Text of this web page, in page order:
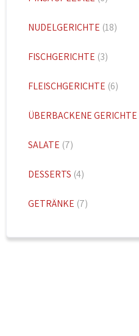
NUDELGERICHTE (18)
FISCHGERICHTE (3)
FLEISCHGERICHTE (6)
ÜBERBACKENE GERICHTE
SALATE (7)
DESSERTS (4)
GETRÄNKE (7)